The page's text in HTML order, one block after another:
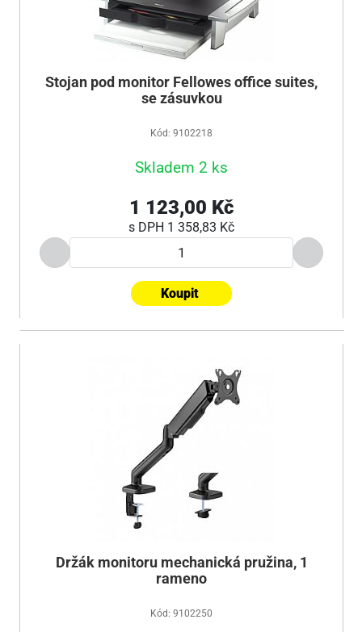
Stojan pod monitor Fellowes office suites,
se zásuvkou
Kód: 9102218
Skladem 2 ks
1 123,00 Kč
s DPH 1 358,83 Kč
Koupit
Držák monitoru mechanická pružina, 1
rameno
Kód: 9102250